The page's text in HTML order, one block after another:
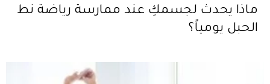
ماذا يحدث لجسمكِ عند ممارسة رياضة نط
الحبل يومياً؟